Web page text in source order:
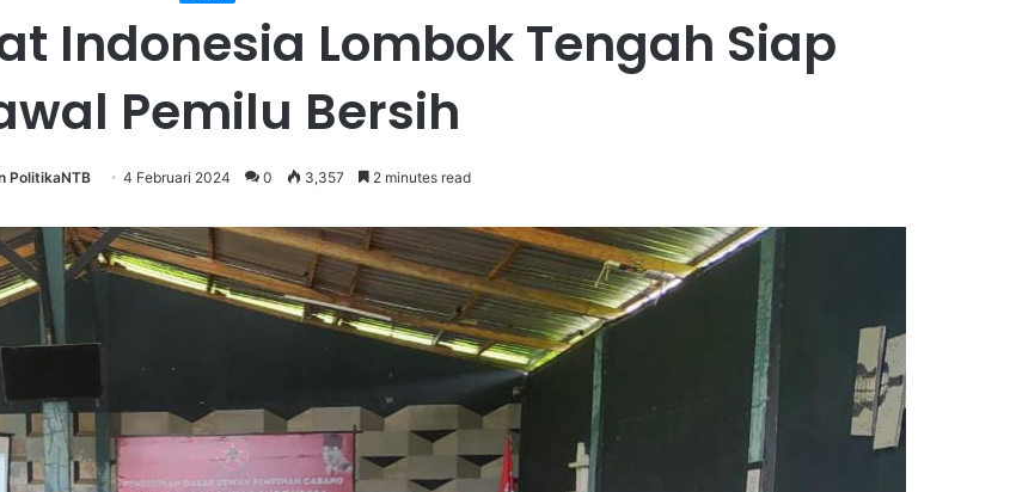
Indonesia Lombok Tengah Siap
Pemilu Bersih
PolitikaNTB 4 Februari 2024 0 3,357 2 minutes read